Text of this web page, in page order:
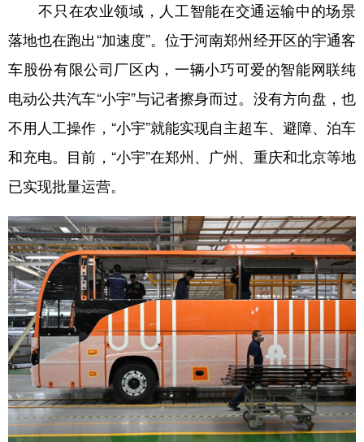
不只在农业领域，人工智能在交通运输中的场景
落地也在跑出“加速度”。位于河南郑州经开区的宇通客
车股份有限公司厂区内，一辆小巧可爱的智能网联纯
电动公共汽车“小宇”与记者擦身而过。没有方向盘，也
不用人工操作，“小宇”就能实现自主超车、避障、泊车
和充电。目前，“小宇”在郑州、广州、重庆和北京等地
已实现批量运营。